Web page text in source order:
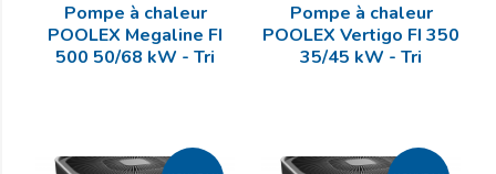
Pompe à chaleur
POOLEX Megaline FI
500 50/68 kW - Tri
Pompe à chaleur
POOLEX Vertigo FI 350
35/45 kW - Tri